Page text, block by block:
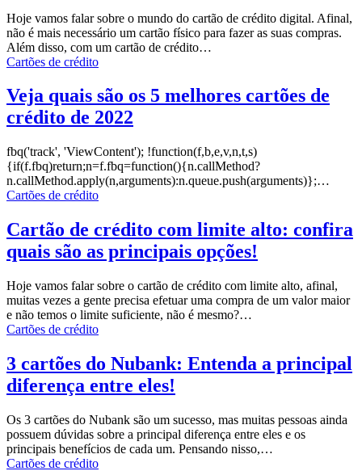
Hoje vamos falar sobre o mundo do cartão de crédito digital. Afinal,
não é mais necessário um cartão físico para fazer as suas compras.
Além disso, com um cartão de crédito…
Cartões de crédito
Veja quais são os 5 melhores cartões de
crédito de 2022
fbq('track', 'ViewContent'); !function(f,b,e,v,n,t,s)
{if(f.fbq)return;n=f.fbq=function(){n.callMethod?
n.callMethod.apply(n,arguments):n.queue.push(arguments)};…
Cartões de crédito
Cartão de crédito com limite alto: confira
quais são as principais opções!
Hoje vamos falar sobre o cartão de crédito com limite alto, afinal,
muitas vezes a gente precisa efetuar uma compra de um valor maior
e não temos o limite suficiente, não é mesmo?…
Cartões de crédito
3 cartões do Nubank: Entenda a principal
diferença entre eles!
Os 3 cartões do Nubank são um sucesso, mas muitas pessoas ainda
possuem dúvidas sobre a principal diferença entre eles e os
principais benefícios de cada um. Pensando nisso,…
Cartões de crédito